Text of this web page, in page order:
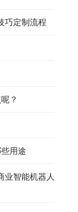
巧定制流程
？
用途
业智能机器人